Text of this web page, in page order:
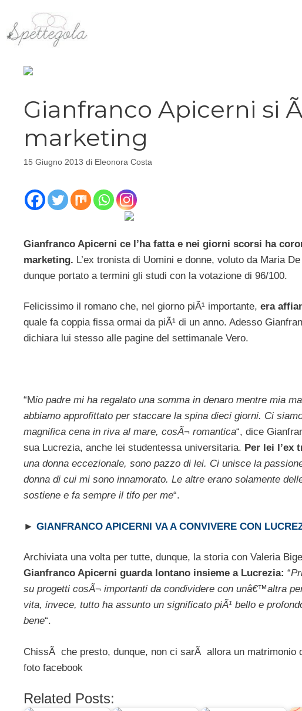
contenuto
Gianfranco Apicerni si
marketing
15 Giugno 2013 di Eleonora Costa
Gianfranco Apicerni ce l’ha fatta e nei giorni scorsi ha
marketing. L’ex tronista di Uomini e donne, voluto da Maria
dunque portato a termini gli studi con la votazione di 96/100.
Felicissimo il romano che, nel giorno piÃ¹ importante, era
quale fa coppia fissa ormai da piÃ¹ di un anno. Adesso
dichiara lui stesso alle pagine del settimanale Vero.
“Mio padre mi ha regalato una somma in denaro mentre mia
abbiamo approfittato per staccare la spina dieci giorni. Ci
magnifica cena in riva al mare, cosÃ¬ romantica“, dice
sua Lucrezia, anche lei studentessa universitaria. Per lei l’ex
una donna eccezionale, sono pazzo di lei. Ci unisce la
donna di cui mi sono innamorato. Le altre erano solamente
sostiene e fa sempre il tifo per me“.
► GIANFRANCO APICERNI VA A CONVIVERE CON
Archiviata una volta per tutte, dunque, la storia con Valeria
Gianfranco Apicerni guarda lontano insieme a Lucrezia: “
su progetti cosÃ¬ importanti da condividere con unâ€™altra
vita, invece, tutto ha assunto un significato piÃ¹ bello e
bene“.
ChissÃ che presto, dunque, non ci sarÃ allora un matrimonio
foto facebook
Related Posts: